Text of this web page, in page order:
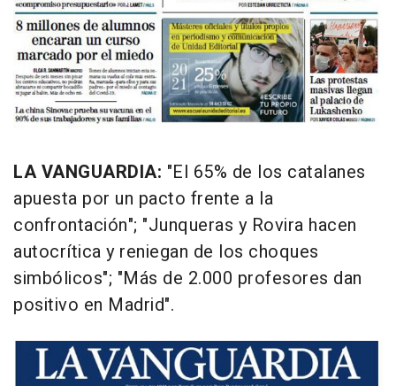
LA VANGUARDIA: "El 65% de los catalanes
apuesta por un pacto frente a la
confrontación"; "Junqueras y Rovira hacen
autocrítica y reniegan de los choques
simbólicos"; "Más de 2.000 profesores dan
positivo en Madrid".